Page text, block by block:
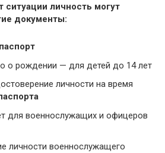
ситуации личность могут
документы:
паспорт
о рождении — для детей до 14 лет
личности на время
для военнослужащих и офицеров
личности военнослужащего